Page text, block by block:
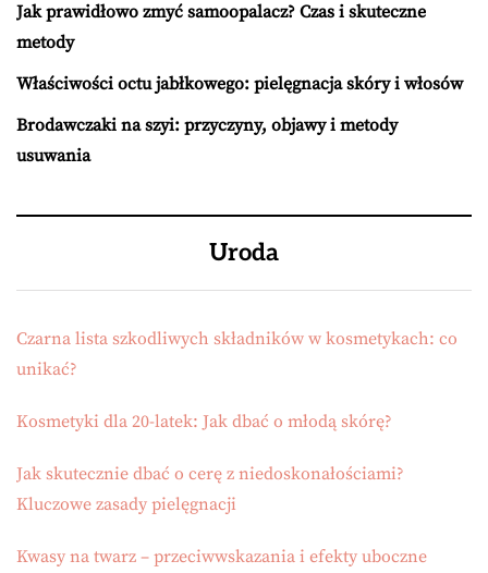
Jak prawidłowo zmyć samoopalacz? Czas i skuteczne
metody
Właściwości octu jabłkowego: pielęgnacja skóry i włosów
Brodawczaki na szyi: przyczyny, objawy i metody
usuwania
Uroda
Czarna lista szkodliwych składników w kosmetykach: co
unikać?
Kosmetyki dla 20-latek: Jak dbać o młodą skórę?
Jak skutecznie dbać o cerę z niedoskonałościami?
Kluczowe zasady pielęgnacji
Kwasy na twarz – przeciwwskazania i efekty uboczne